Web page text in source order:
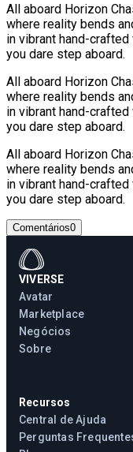
All aboard Horizon
where reality bends
in vibrant hand-
you dare step aboard.
All aboard Horizon
where reality bends
in vibrant hand-
you dare step aboard.
All aboard Horizon
where reality bends
in vibrant hand-
you dare step aboard.
Comentários0
VIVERSE
Avatar
Marketplace
Negócios
Sobre
Recursos
Central de Ajuda
Perguntas